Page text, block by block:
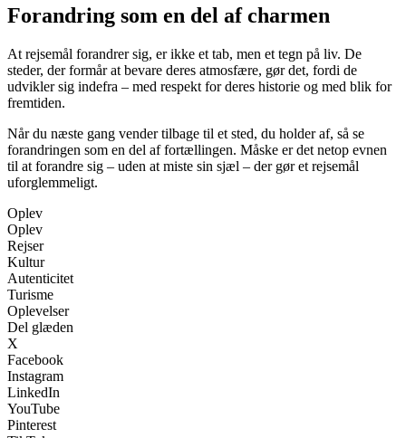
Forandring som en del af charmen
At rejsemål forandrer sig, er ikke et tab, men et tegn på liv. De
steder, der formår at bevare deres atmosfære, gør det, fordi de
udvikler sig indefra – med respekt for deres historie og med blik for
fremtiden.
Når du næste gang vender tilbage til et sted, du holder af, så se
forandringen som en del af fortællingen. Måske er det netop evnen
til at forandre sig – uden at miste sin sjæl – der gør et rejsemål
uforglemmeligt.
Oplev
Oplev
Rejser
Kultur
Autenticitet
Turisme
Oplevelser
Del glæden
X
Facebook
Instagram
LinkedIn
YouTube
Pinterest